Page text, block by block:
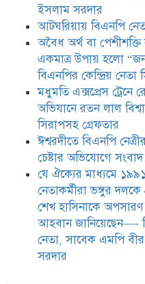
দলকে
আহবান জানিয়েছেন—-
সাবেক এমপি বীর
ইসলাম সরদার
আটঘরিয়ায় বিএনপি
​​অবৈধ অর্থ বা
একমাত্র উপায় হলো
বিএনপির কেন্দ্রিয়
মধুমতি এক্সপ্রেস ট্রেনে
অভিযানে রতন লাল
সিরাপসহ গ্রেফতার
ঈশ্বরদীতে বিএনপি
চেষ্টার অভিযোগে
যে ঐক্যের মাধ্যমে
নেতাকর্মীরা ভঙ্গুর দলকে
শেখ হাসিনাকে
আহবান জানিয়েছেন—-
নেতা, সাবেক এমপি
সরদার